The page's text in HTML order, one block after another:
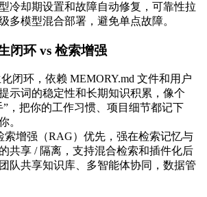
冷却期设置和故障自动修复，可靠性拉
多模型混合部署，避免单点故障。
闭环 vs 检索增强
化闭环，依赖 MEMORY.md 文件和用户
示词的稳定性和长期知识积累，像个
”，把你的工作习惯、项目细节都记下
。
索增强（RAG）优先，强在检索记忆与
共享 / 隔离，支持混合检索和插件化后
队共享知识库、多智能体协同，数据管